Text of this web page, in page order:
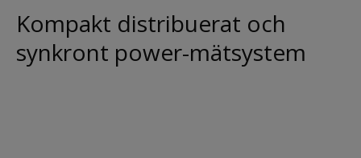
Kompakt distribuerat och
synkront power-mätsystem